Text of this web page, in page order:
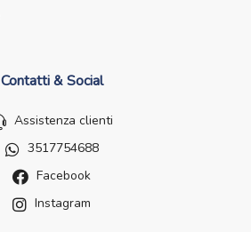
Contatti & Social
Assistenza clienti
3517754688
Facebook
Instagram